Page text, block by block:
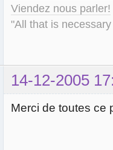
Viendez nous parler!
"All that is
14-12-2005
Merci de toutes ce